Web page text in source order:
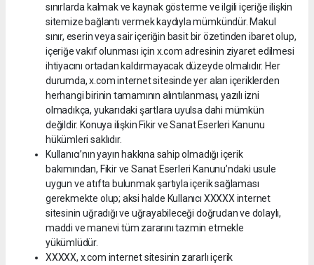
sınırlarda kalmak ve kaynak gösterme ve ilgili içeriğe ilişkin
sitemize bağlantı vermek kaydıyla mümkündür. Makul
sınır, eserin veya sair içeriğin basit bir özetinden ibaret olup,
içeriğe vakıf olunması için x.com adresinin ziyaret edilmesi
ihtiyacını ortadan kaldırmayacak düzeyde olmalıdır. Her
durumda, x.com internet sitesinde yer alan içeriklerden
herhangi birinin tamamının alıntılanması, yazılı izni
olmadıkça, yukarıdaki şartlara uyulsa dahi mümkün
değildir. Konuya ilişkin Fikir ve Sanat Eserleri Kanunu
hükümleri saklıdır.
Kullanıcı’nın yayın hakkına sahip olmadığı içerik
bakımından, Fikir ve Sanat Eserleri Kanunu’ndaki usule
uygun ve atıfta bulunmak şartıyla içerik sağlaması
gerekmekte olup; aksi halde Kullanıcı XXXXX internet
sitesinin uğradığı ve uğrayabileceği doğrudan ve dolaylı,
maddi ve manevi tüm zararını tazmin etmekle
yükümlüdür.
XXXXX, x.com internet sitesinin zararlı içerik